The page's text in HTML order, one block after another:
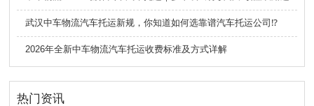
武汉中车物流汽车托运新规，你知道如何选靠谱汽车托运公司⁉️
2026年全新中车物流汽车托运收费标准及方式详解
热门资讯